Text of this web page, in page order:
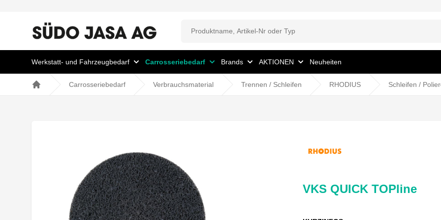
Werkstatt- und Fahrzeugbedarf Carrosseriebedarf Brands AKTIONEN Neuheiten
Carrosseriebedarf Verbrauchsmaterial Trennen / Schleifen RHODIUS Schleifen /
VKS QUICK TOPline